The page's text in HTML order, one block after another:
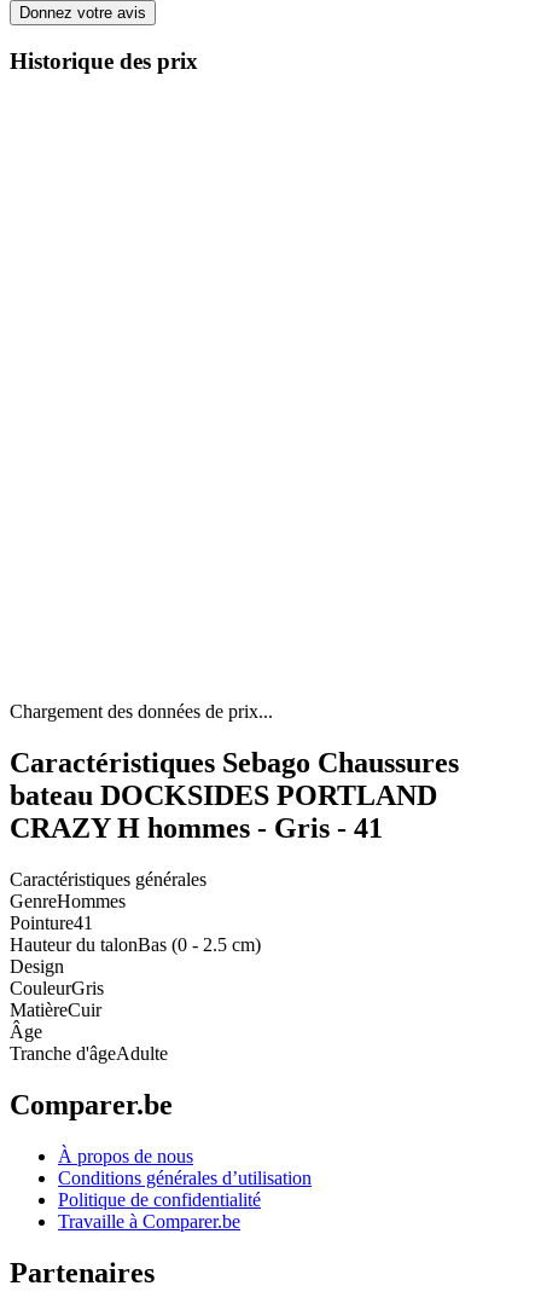
Donnez votre avis
Historique des prix
Chargement des données de prix...
Caractéristiques Sebago Chaussures
bateau DOCKSIDES PORTLAND
CRAZY H hommes - Gris - 41
Caractéristiques générales
GenreHommes
Pointure41
Hauteur du talonBas (0 - 2.5 cm)
Design
CouleurGris
MatièreCuir
Âge
Tranche d'âgeAdulte
Comparer.be
À propos de nous
Conditions générales d’utilisation
Politique de confidentialité
Travaille à Comparer.be
Partenaires